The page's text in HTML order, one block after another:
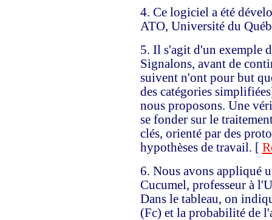
4. Ce logiciel a été
ATO, Université du
5. Il s'agit d'un exemple
Signalons, avant de
suivent n'ont pour but
des catégories
nous proposons. Une
se fonder sur le
clés, orienté par des
hypothèses de travail. [
6. Nous avons appliqué
Cucumel, professeur à
Dans le tableau, on
(Fc) et la probabilité de